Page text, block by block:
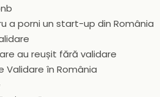
a porni un start-up din România
au reușit fără validare
Validare în România